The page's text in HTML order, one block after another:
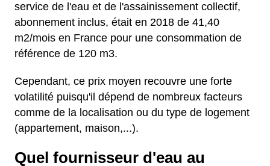
service de l'eau et de l'assainissement collectif,
abonnement inclus, était en 2018 de 41,40
m2/mois en France pour une consommation de
référence de 120 m3.
Cependant, ce prix moyen recouvre une forte
volatilité puisqu'il dépend de nombreux facteurs
comme de la localisation ou du type de logement
(appartement, maison,...).
Quel fournisseur d'eau au